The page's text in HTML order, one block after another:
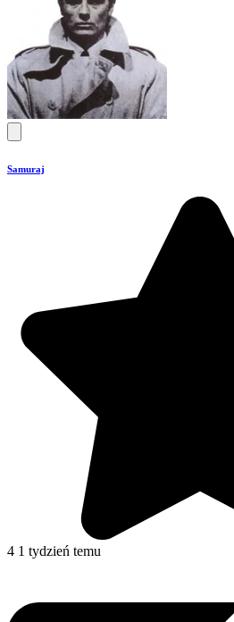
Samuraj
4 1 tydzień temu